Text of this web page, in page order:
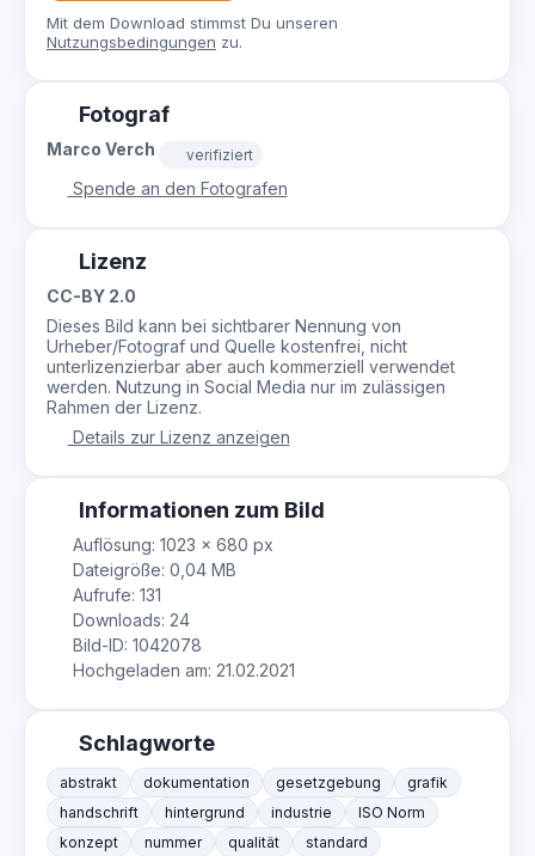
Mit dem Download stimmst Du unseren
Nutzungsbedingungen zu.
Fotograf
Marco Verch verifiziert
Spende an den Fotografen
Lizenz
CC-BY 2.0
Dieses Bild kann bei sichtbarer Nennung von
Urheber/Fotograf und Quelle kostenfrei, nicht
unterlizenzierbar aber auch kommerziell verwendet
werden. Nutzung in Social Media nur im zulässigen
Rahmen der Lizenz.
Details zur Lizenz anzeigen
Informationen zum Bild
Auflösung: 1023 × 680 px
Dateigröße: 0,04 MB
Aufrufe: 131
Downloads: 24
Bild-ID: 1042078
Hochgeladen am: 21.02.2021
Schlagworte
abstrakt dokumentation gesetzgebung
grafik
handschrift
hintergrund industrie
ISO Norm
konzept
nummer qualität standard